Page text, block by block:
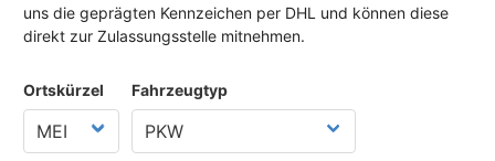
uns die geprägten Kennzeichen per DHL und können diese
direkt zur Zulassungsstelle mitnehmen.
Ortskürzel Fahrzeugtyp